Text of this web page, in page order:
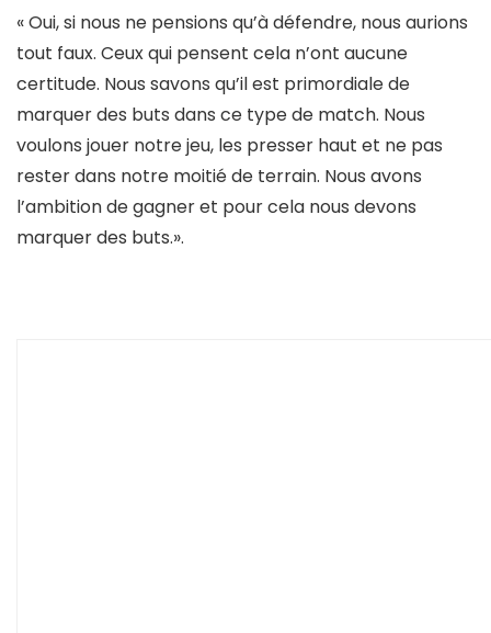
« Oui, si nous ne pensions qu’à défendre, nous aurions
tout faux. Ceux qui pensent cela n’ont aucune
certitude. Nous savons qu’il est primordiale de
marquer des buts dans ce type de match. Nous
voulons jouer notre jeu, les presser haut et ne pas
rester dans notre moitié de terrain. Nous avons
l’ambition de gagner et pour cela nous devons
marquer des buts.».